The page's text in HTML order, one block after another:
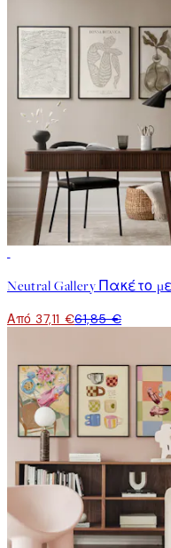
Από 37,11 €61,85 €